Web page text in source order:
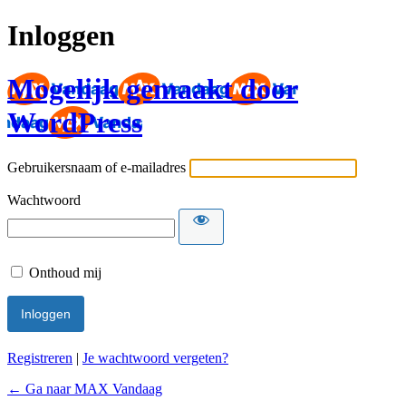
Inloggen
Mogelijk gemaakt door
WordPress
Gebruikersnaam of e-mailadres
Wachtwoord
Onthoud mij
Registreren | Je wachtwoord vergeten?
← Ga naar MAX Vandaag